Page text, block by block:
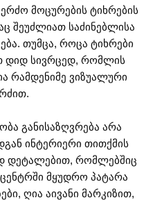
მოცურების ტიხრების
შეუძლიათ საძინებლისა
თუმცა, როცა ტიხრები
დიდ სივრცედ, რომლის
რამდენიმე ვიზუალური
განისაზღვრება არა
ინტერიერი თითქმის
დეტალებით, რომლებშიც
ცენტრში მყუდრო პატარა
ღია აივანი მარკიზით,